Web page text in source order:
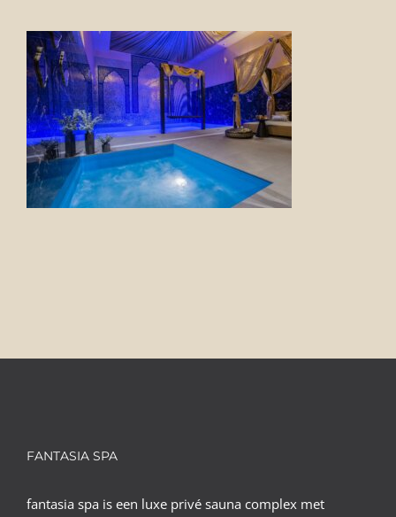
FOTO’S
INFO
OPENINGSTIJDEN
GIFTCARD
FANTASIA SPA
fantasia spa is een luxe privé sauna complex met